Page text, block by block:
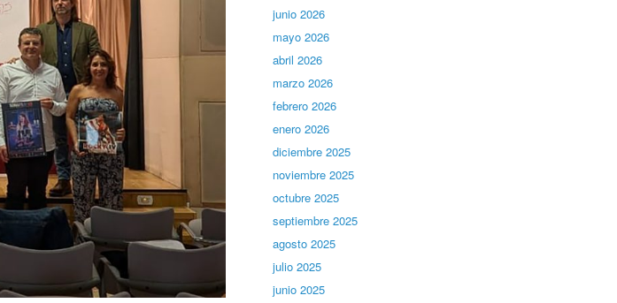
junio 2026
mayo 2026
abril 2026
marzo 2026
febrero 2026
enero 2026
diciembre 2025
noviembre 2025
octubre 2025
septiembre 2025
agosto 2025
julio 2025
junio 2025